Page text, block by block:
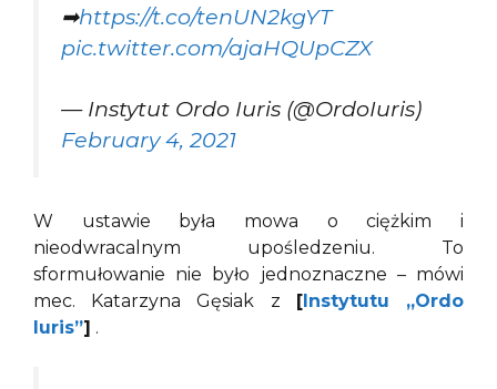
➡https://t.co/tenUN2kgYT
pic.twitter.com/ajaHQUpCZX
— Instytut Ordo Iuris (@OrdoIuris)
February 4, 2021
W ustawie była mowa o ciężkim i
nieodwracalnym upośledzeniu. To
sformułowanie nie było jednoznaczne – mówi
mec. Katarzyna Gęsiak z
[Instytutu „Ordo
Iuris”] .